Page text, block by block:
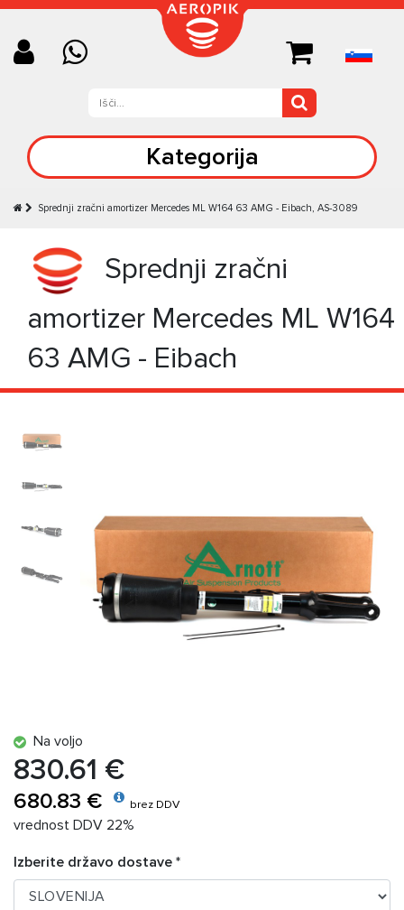
Kategorija
Sprednji zračni amortizer Mercedes ML W164 63 AMG - Eibach, AS-3089
Sprednji zračni
amortizer Mercedes ML W164
63 AMG - Eibach
Na voljo
830.61 €
680.83 € brez DDV
vrednost DDV 22%
Izberite državo dostave *